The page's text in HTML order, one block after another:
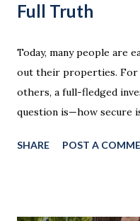
Full Truth
Today, many people are
out their properties. For
others, a full-fledged
question is—how secure
tenant lives in a rented
SHARE POST A